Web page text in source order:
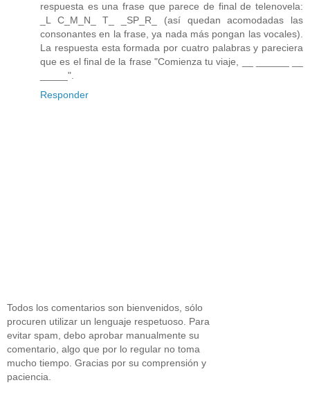
respuesta es una frase que parece de final de telenovela:
_L C_M_N_ T_ _SP_R_ (así quedan acomodadas las
consonantes en la frase, ya nada más pongan las vocales).
La respuesta esta formada por cuatro palabras y pareciera
que es el final de la frase "Comienza tu viaje, __ ______ __
_____".
Responder
Todos los comentarios son bienvenidos, sólo
procuren utilizar un lenguaje respetuoso. Para
evitar spam, debo aprobar manualmente su
comentario, algo que por lo regular no toma
mucho tiempo. Gracias por su comprensión y
paciencia.